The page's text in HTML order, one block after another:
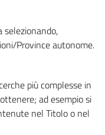
selezionando,
Province autonome.
più complesse in
ad esempio si
nel Titolo o nel